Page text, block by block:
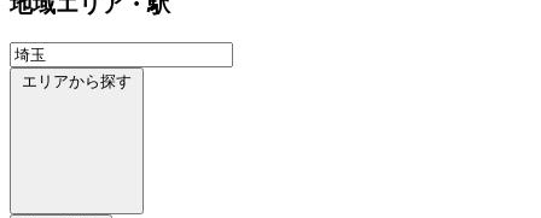
エリアから探す